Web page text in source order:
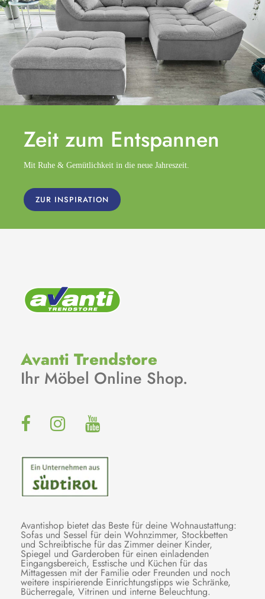
Zeit zum Entspannen
Mit Ruhe & Gemütlichkeit in die neue Jahreszeit.
ZUR INSPIRATION
Avanti Trendstore
Ihr Möbel Online Shop.
Avantishop bietet das Beste für deine Wohnaustattung:
Sofas und Sessel für dein Wohnzimmer, Stockbetten
und Schreibtische für das Zimmer deiner Kinder,
Spiegel und Garderoben für einen einladenden
Eingangsbereich, Esstische und Küchen für das
Mittagessen mit der Familie oder Freunden und noch
weitere inspirierende Einrichtungstipps wie Schränke,
Bücherregale, Vitrinen und interne Beleuchtung.